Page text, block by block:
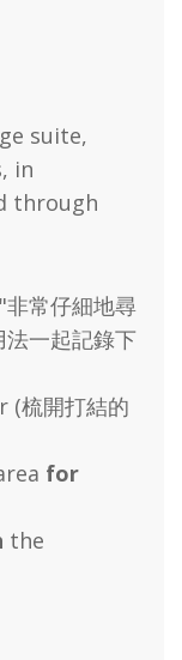
suite,
in
through
常仔細地尋
一起記錄下
(梳開打結的
for
the